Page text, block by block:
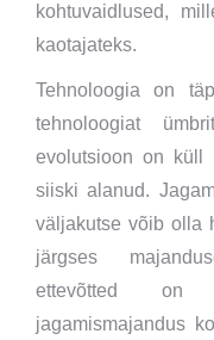
kohtuvaidlused,
kaotajateks.
Tehnoloogia on
tehnoloogiat
evolutsioon on küll
siiski alanud.
väljakutse võib olla
järgses
ettevõtted on
jagamismajandus